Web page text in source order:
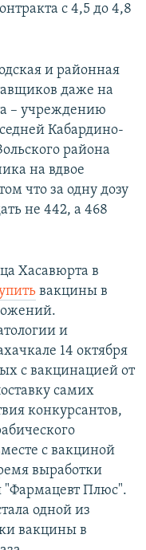
с 4,5 до 4,8
и районная
даже на
– учреждению
Кабардино-
района
на вдвое
что за одну дозу
не 442, а 468
Хасавюрта в
вакцины в
и
14 октября
с вакцинацией от
самих
конкурсантов,
с вакциной
выработки
"Фармацевт Плюс".
одной из
вакцины в